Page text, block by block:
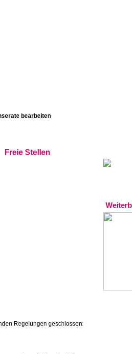
bearbeiten
Freie Stellen
Regelungen geschlossen: